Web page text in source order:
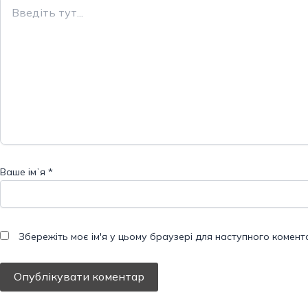
тут...
Ваше імʼя *
Збережіть моє ім'я у цьому браузері для наступного